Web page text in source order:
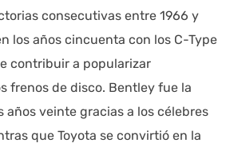
consecutivas entre 1966 y
los años cincuenta con los C-Type
contribuir a popularizar
frenos de disco. Bentley fue la
años veinte gracias a los célebres
que Toyota se convirtió en la